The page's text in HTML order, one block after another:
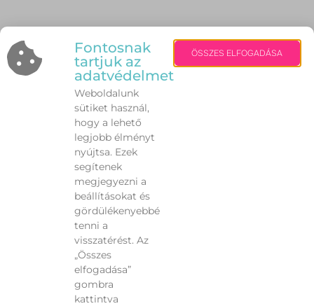
Fontosnak
tartjuk az
adatvédelmet
Weboldalunk
sütiket használ,
hogy a lehető
legjobb élményt
nyújtsa. Ezek
segítenek
megjegyezni a
beállításokat és
gördülékenyebbé
tenni a
visszatérést. Az
„Összes
elfogadása”
gombra
kattintva
ÖSSZES ELFOGADÁSA